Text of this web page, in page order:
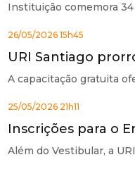
Instituição comemora
26/05/2026 15h45
URI Santiago
A capacitação gratuita
25/05/2026 21h11
Inscrições para o
Além do Vestibular, a